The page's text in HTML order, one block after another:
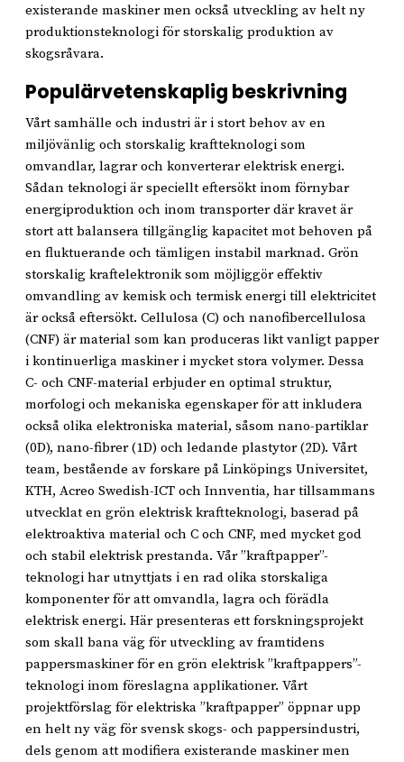
existerande maskiner men också utveckling av helt ny
produktionsteknologi för storskalig produktion av
skogsråvara.
Populärvetenskaplig beskrivning
Vårt samhälle och industri är i stort behov av en
miljövänlig och storskalig kraftteknologi som
omvandlar, lagrar och konverterar elektrisk energi.
Sådan teknologi är speciellt eftersökt inom förnybar
energiproduktion och inom transporter där kravet är
stort att balansera tillgänglig kapacitet mot behoven på
en fluktuerande och tämligen instabil marknad. Grön
storskalig kraftelektronik som möjliggör effektiv
omvandling av kemisk och termisk energi till elektricitet
är också eftersökt. Cellulosa (C) och nanofibercellulosa
(CNF) är material som kan produceras likt vanligt papper
i kontinuerliga maskiner i mycket stora volymer. Dessa
C- och CNF-material erbjuder en optimal struktur,
morfologi och mekaniska egenskaper för att inkludera
också olika elektroniska material, såsom nano-partiklar
(0D), nano-fibrer (1D) och ledande plastytor (2D). Vårt
team, bestående av forskare på Linköpings Universitet,
KTH, Acreo Swedish-ICT och Innventia, har tillsammans
utvecklat en grön elektrisk kraftteknologi, baserad på
elektroaktiva material och C och CNF, med mycket god
och stabil elektrisk prestanda. Vår ”kraftpapper”-
teknologi har utnyttjats i en rad olika storskaliga
komponenter för att omvandla, lagra och förädla
elektrisk energi. Här presenteras ett forskningsprojekt
som skall bana väg för utveckling av framtidens
pappersmaskiner för en grön elektrisk ”kraftpappers”-
teknologi inom föreslagna applikationer. Vårt
projektförslag för elektriska ”kraftpapper” öppnar upp
en helt ny väg för svensk skogs- och pappersindustri,
dels genom att modifiera existerande maskiner men